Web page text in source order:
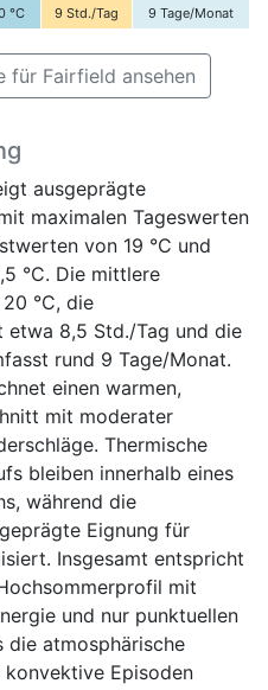
°C 9 Std./Tag 9 Tage/Monat
für Fairfield ansehen
ausgeprägte
maximalen Tageswerten
von 19 °C und
°C. Die mittlere
°C, die
etwa 8,5 Std./Tag und die
rund 9 Tage/Monat.
einen warmen,
mit moderater
Thermische
bleiben innerhalb eines
während die
Eignung für
Insgesamt entspricht
mit
und nur punktuellen
die atmosphärische
Episoden